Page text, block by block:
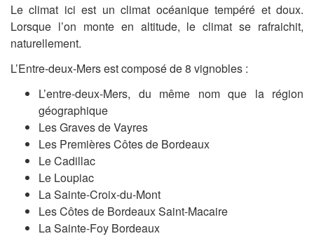
Le climat ici est un climat océanique tempéré et doux.
Lorsque l’on monte en altitude, le climat se rafraichit,
naturellement.
L’Entre-deux-Mers est composé de 8 vignobles :
L’entre-deux-Mers, du même nom que la région
géographique
Les Graves de Vayres
Les Premières Côtes de Bordeaux
Le Cadillac
Le Loupiac
La Sainte-Croix-du-Mont
Les Côtes de Bordeaux Saint-Macaire
La Sainte-Foy Bordeaux